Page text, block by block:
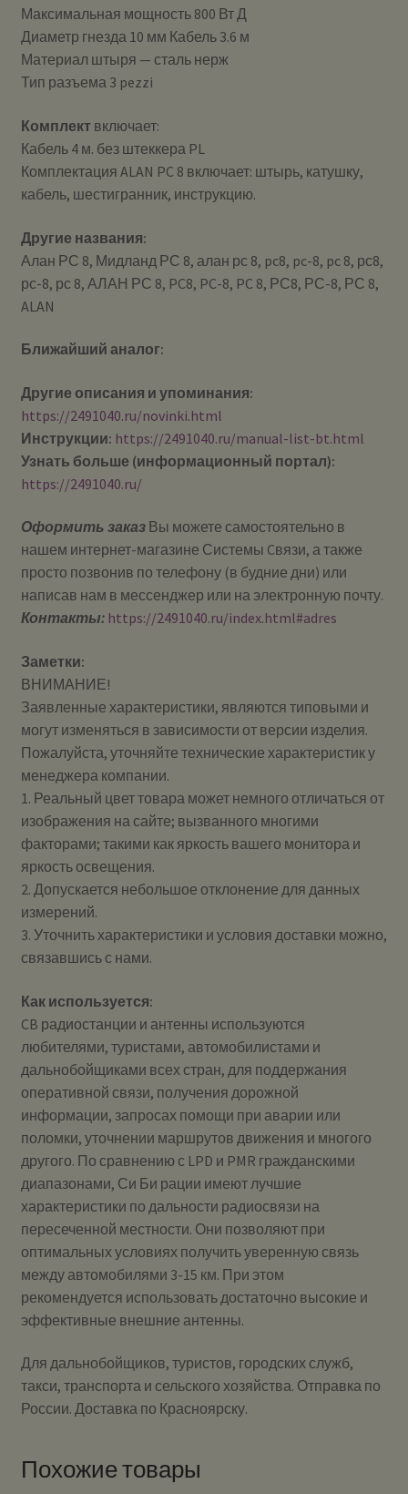
Максимальная мощность 800 Вт Д
Диаметр гнезда 10 мм Кабель 3.6 м
Материал штыря — сталь нерж
Тип разъема 3 pezzi
Комплектвключает:
Кабель 4 м. без штеккера PL
Комплектация ALAN PC 8 включает: штырь, катушку,
кабель, шестигранник, инструкцию.
Другие названия:
Алан РС 8, Мидланд РС 8, алан рс 8, pc8, pc-8, pc 8, рс8,
рс-8, рс 8, АЛАН РС 8, PC8, PC-8, PC 8, РС8, РС-8, РС 8,
ALAN
Ближайший аналог:
Другие описания и упоминания:
https://2491040.ru/novinki.html
Инструкции: https://2491040.ru/manual-list-bt.html
Узнать больше (информационный портал):
https://2491040.ru/
Оформить заказВы можете самостоятельно в
нашем интернет-магазине Системы Cвязи, а также
просто позвонив по телефону (в будние дни) или
написав нам в мессенджер или на электронную почту.
Контакты: https://2491040.ru/index.html#adres
Заметки:
ВНИМАНИЕ!
Заявленные характеристики, являются типовыми и
могут изменяться в зависимости от версии изделия.
Пожалуйста, уточняйте технические характеристик у
менеджера компании.
1. Реальный цвет товара может немного отличаться от
изображения на сайте; вызванного многими
факторами; такими как яркость вашего монитора и
яркость освещения.
2. Допускается небольшое отклонение для данных
измерений.
3. Уточнить характеристики и условия доставки можно,
связавшись с нами.
Как используется:
CB радиостанции и антенны используются
любителями, туристами, автомобилистами и
дальнобойщиками всех стран, для поддержания
оперативной связи, получения дорожной
информации, запросах помощи при аварии или
поломки, уточнении маршрутов движения и многого
другого. По сравнению с LPD и PMR гражданскими
диапазонами, Си Би рации имеют лучшие
характеристики по дальности радиосвязи на
пересеченной местности. Они позволяют при
оптимальных условиях получить уверенную связь
между автомобилями 3-15 км. При этом
рекомендуется использовать достаточно высокие и
эффективные внешние антенны.
Для дальнобойщиков, туристов, городских служб,
такси, транспорта и сельского хозяйства. Отправка по
России. Доставка по Красноярску.
Похожие товары